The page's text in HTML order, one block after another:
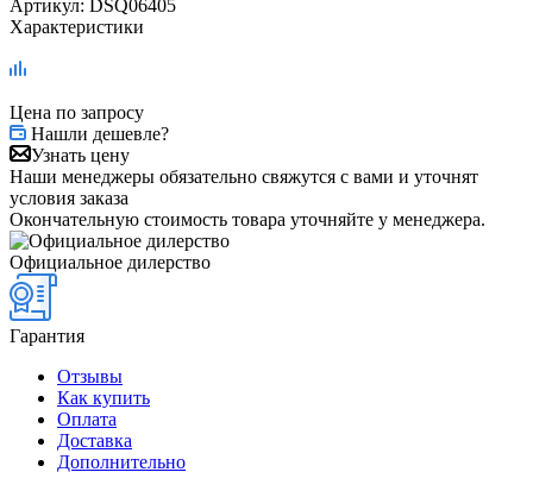
Артикул: DSQ06405
Характеристики
Цена по запросу
Нашли дешевле?
Узнать цену
Наши менеджеры обязательно свяжутся с вами и уточнят
условия заказа
Окончательную стоимость товара уточняйте у менеджера.
Официальное дилерство
Гарантия
Отзывы
Как купить
Оплата
Доставка
Дополнительно